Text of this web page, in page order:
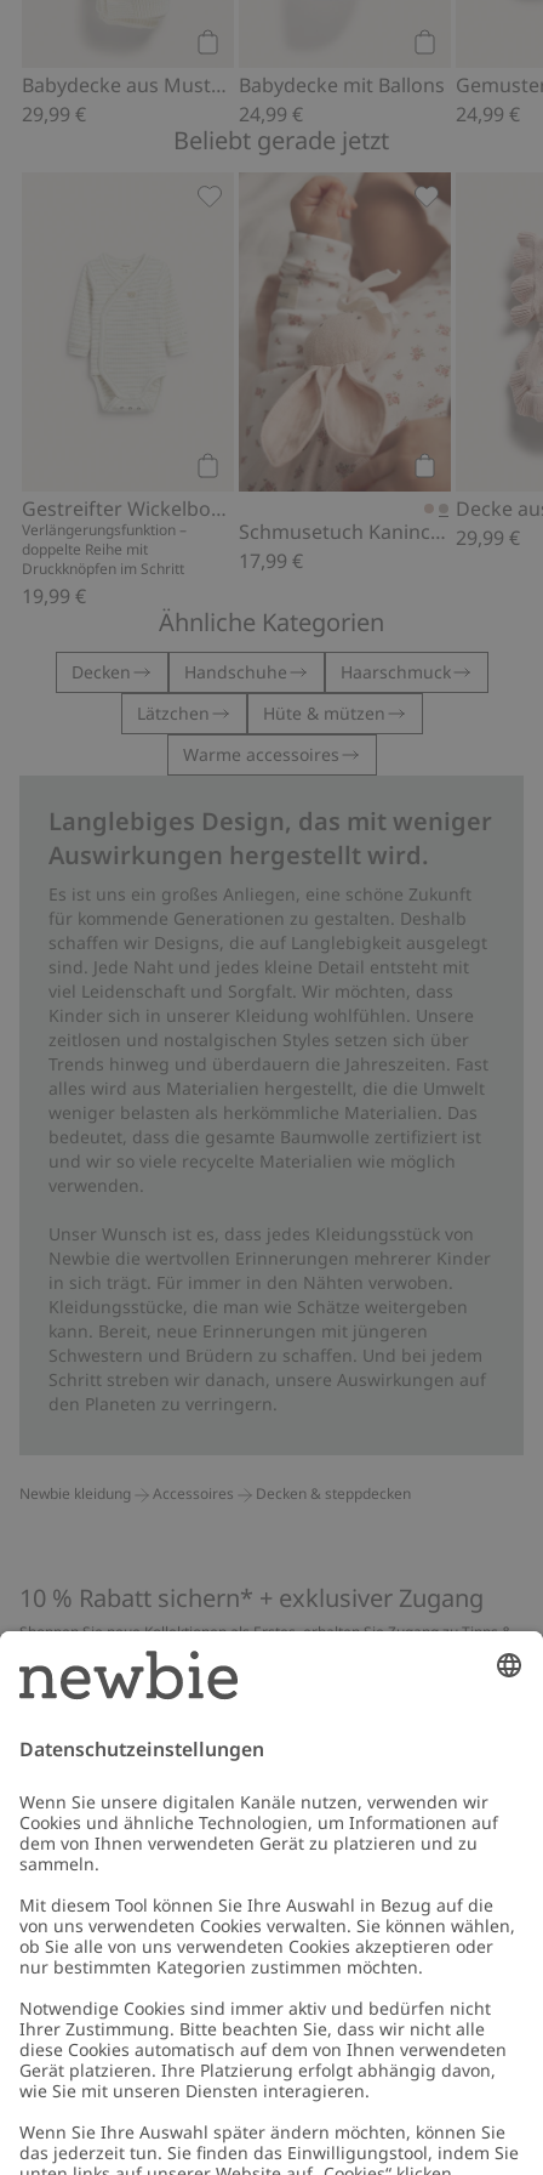
Babydecke aus Musterstrick.
29,99 €
Babydecke mit Ballons
24,99 €
24,99 €
Beliebt gerade jetzt
Kaufen
Gestreifter Wickelbody mit Stickerei
Verlängerungsfunktion –
doppelte Reihe mit
Druckknöpfen im Schritt
19,99 €
Gestreifter Wickelbody mit
Kaufen
Schmusetuch Kaninchen
17,99 €
29,99 €
Ähnliche Kategorien
Decken Handschuhe
Haarschmuck
Lätzchen
Hüte & mützen
Warme accessoires
Langlebiges Design, das mit weniger
Auswirkungen hergestellt wird.
Es ist uns ein großes Anliegen, eine schöne Zukunft
für kommende Generationen zu gestalten. Deshalb
schaffen wir Designs, die auf Langlebigkeit ausgelegt
sind. Jede Naht und jedes kleine Detail entsteht mit
viel Leidenschaft und Sorgfalt. Wir möchten, dass
Kinder sich in unserer Kleidung wohlfühlen. Unsere
zeitlosen und nostalgischen Styles setzen sich über
Trends hinweg und überdauern die Jahreszeiten. Fast
alles wird aus Materialien hergestellt, die die Umwelt
weniger belasten als herkömmliche Materialien. Das
bedeutet, dass die gesamte Baumwolle zertifiziert ist
und wir so viele recycelte Materialien wie möglich
verwenden.
Unser Wunsch ist es, dass jedes Kleidungsstück von
Newbie die wertvollen Erinnerungen mehrerer Kinder
in sich trägt. Für immer in den Nähten verwoben.
Kleidungsstücke, die man wie Schätze weitergeben
kann. Bereit, neue Erinnerungen mit jüngeren
Schwestern und Brüdern zu schaffen. Und bei jedem
Schritt streben wir danach, unsere Auswirkungen auf
den Planeten zu verringern.
Newbie kleidung Accessoires Decken & steppdecken
10 % Rabatt sichern* + exklusiver Zugang
Shoppen Sie neue Kollektionen als Erstes, erhalten Sie Zugang zu Tipps &
Guides und profitieren Sie von exklusiven Angeboten
*Gilt nur für deine erste Bestellung und ist nicht mit anderen Rabatten
oder Angeboten kombinierbar. Gilt nicht für limitierte Artikel. Lies unsere
Schicken
Kundenservice
Kontaktieren Sie uns
FAQ
Über uns
Über Newbie
Germany Standort ändern